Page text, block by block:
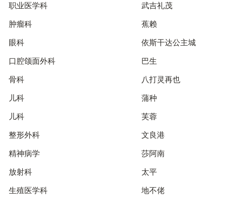
职业医学科
肿瘤科
眼科
口腔颌面外科
骨科
儿科
儿科
整形外科
精神病学
放射科
生殖医学科
武吉礼茂
蕉赖
依斯干达公主城
巴生
八打灵再也
蒲种
芙蓉
文良港
莎阿南
太平
地不佬